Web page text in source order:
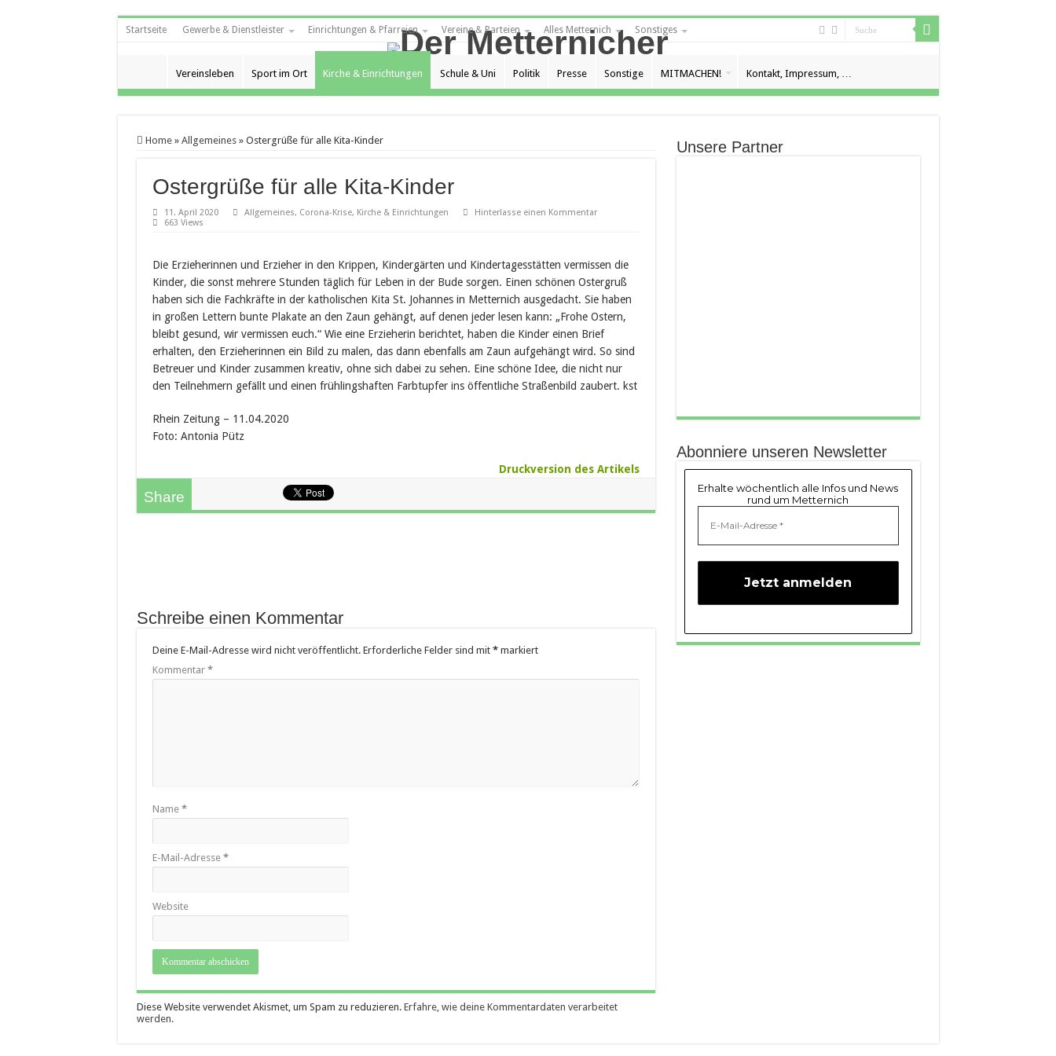
Startseite Gewerbe & Dienstleister Einrichtungen & Pfarreien Vereine & Parteien Alles Metternich Sonstiges
Vereinsleben Sport im Ort Kirche & Einrichtungen Schule & Uni Politik Presse Sonstige MITMACHEN! Kontakt, Impressum, …
Home » Allgemeines » Ostergrüße für alle Kita-Kinder
Ostergrüße für alle Kita-Kinder
11. April 2020 Allgemeines, Corona-Krise, Kirche & Einrichtungen
Hinterlasse einen Kommentar
663 Views
Die Erzieherinnen und Erzieher in den Krippen, Kindergärten und Kindertagesstätten vermissen die
Kinder, die sonst mehrere Stunden täglich für Leben in der Bude sorgen. Einen schönen Ostergruß
haben sich die Fachkräfte in der katholischen Kita St. Johannes in Metternich ausgedacht. Sie haben
in großen Lettern bunte Plakate an den Zaun gehängt, auf denen jeder lesen kann: „Frohe Ostern,
bleibt gesund, wir vermissen euch.“ Wie eine Erzieherin berichtet, haben die Kinder einen Brief
erhalten, den Erzieherinnen ein Bild zu malen, das dann ebenfalls am Zaun aufgehängt wird. So sind
Betreuer und Kinder zusammen kreativ, ohne sich dabei zu sehen. Eine schöne Idee, die nicht nur
den Teilnehmern gefällt und einen frühlingshaften Farbtupfer ins öffentliche Straßenbild zaubert. kst
Rhein Zeitung – 11.04.2020
Foto: Antonia Pütz
Druckversion des Artikels
Share
Schreibe einen Kommentar
Deine E-Mail-Adresse wird nicht veröffentlicht. Erforderliche Felder sind mit *markiert
Kommentar *
Name *
E-Mail-Adresse *
Website
Diese Website verwendet Akismet, um Spam zu reduzieren. Erfahre, wie deine Kommentardaten verarbeitet
werden.
Unsere Partner
Abonniere unseren Newsletter
Erhalte wöchentlich alle Infos und News
rund um Metternich